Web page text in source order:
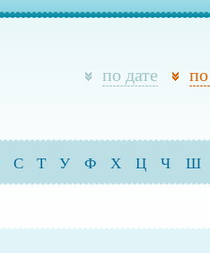
по дате
С Т У Ф Х Ц Ч Ш